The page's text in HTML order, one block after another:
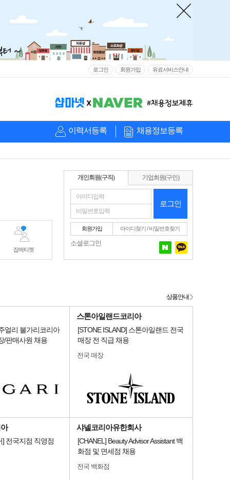
로그인 회원가입 유료서비스안내
이력서등록 채용정보등록
잡에티켓
개인회원(구직) 기업회원(구인)
로그인
회원가입 아이디찾기/비밀번호찾기
소셜로그인
얼리 불가리코리아
/판매사원 채용
스톤아일랜드코리아
[STONE ISLAND] 스톤아일랜드 전국
매장 전 직급 채용
전국 매장
전국지점 직영점
샤넬코리아유한회사
[CHANEL] Beauty Advisor Assistant 백
화점 및 면세점 채용
전국 백화점
상품안내